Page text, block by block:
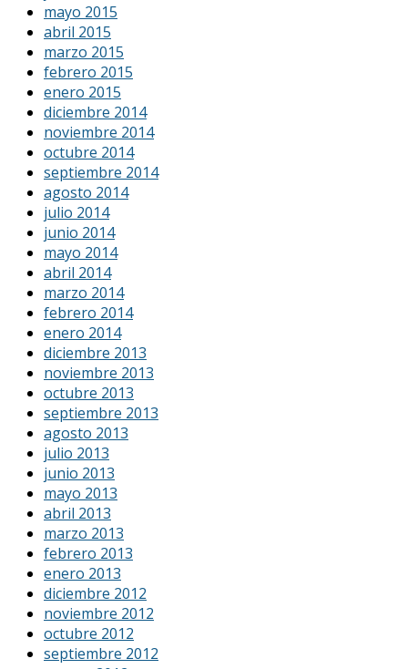
mayo 2015
abril 2015
marzo 2015
febrero 2015
enero 2015
diciembre 2014
noviembre 2014
octubre 2014
septiembre 2014
agosto 2014
julio 2014
junio 2014
mayo 2014
abril 2014
marzo 2014
febrero 2014
enero 2014
diciembre 2013
noviembre 2013
octubre 2013
septiembre 2013
agosto 2013
julio 2013
junio 2013
mayo 2013
abril 2013
marzo 2013
febrero 2013
enero 2013
diciembre 2012
noviembre 2012
octubre 2012
septiembre 2012